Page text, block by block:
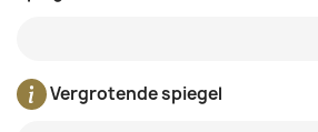
Vergrotende spiegel